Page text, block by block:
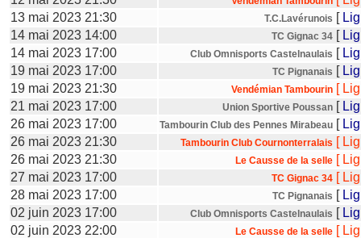
13 mai 2023 21:30
T.C.Lavérunois [
14 mai 2023 14:00
TC Gignac 34 [
14 mai 2023 17:00
Club Omnisports Castelnaulais [
19 mai 2023 17:00
TC Pignanais [
19 mai 2023 21:30
Vendémian Tambourin [
21 mai 2023 17:00
Union Sportive Poussan [
26 mai 2023 17:00
Tambourin Club des Pennes Mirabeau [
26 mai 2023 21:30
Tambourin Club Cournonterralais [
26 mai 2023 21:30
Le Causse de la selle [
27 mai 2023 17:00
TC Gignac 34 [
28 mai 2023 17:00
TC Pignanais [
02 juin 2023 17:00
Club Omnisports Castelnaulais [
02 juin 2023 22:00
Le Causse de la selle [